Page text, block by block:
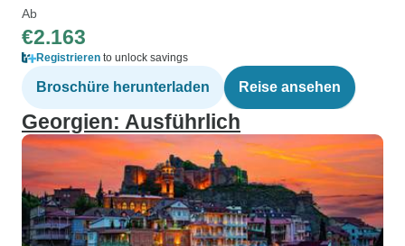
Ab
€2.163
Registrieren to unlock savings
Broschüre herunterladen Reise ansehen
Georgien: Ausführlich